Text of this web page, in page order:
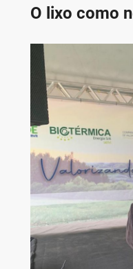
O lixo como